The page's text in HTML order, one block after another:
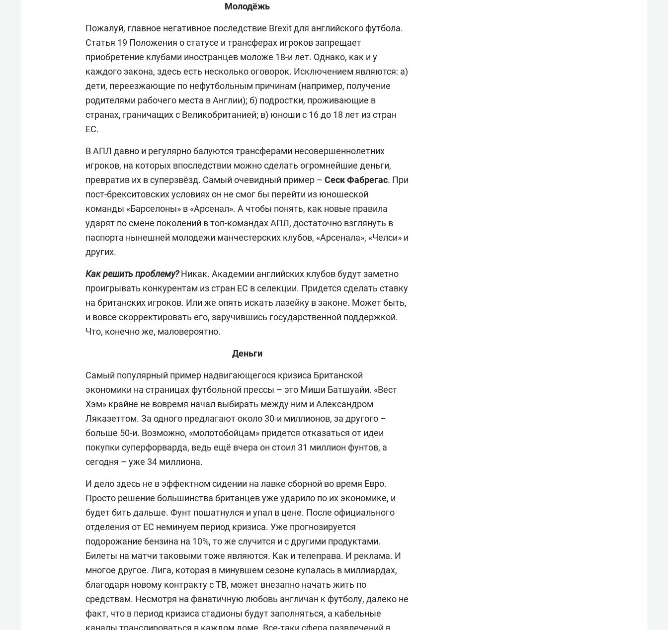
Молодёжь
Пожалуй, главное негативное последствие Brexit для английского футбола.
Статья 19 Положения о статусе и трансферах игроков запрещает
приобретение клубами иностранцев моложе 18-и лет. Однако, как и у
каждого закона, здесь есть несколько оговорок. Исключением являются: а)
дети, переезжающие по нефутбольным причинам (например, получение
родителями рабочего места в Англии); б) подростки, проживающие в
странах, граничащих с Великобританией; в) юноши с 16 до 18 лет из стран
ЕС.
В АПЛ давно и регулярно балуются трансферами несовершеннолетних
игроков, на которых впоследствии можно сделать огромнейшие деньги,
превратив их в суперзвёзд. Самый очевидный пример – Сеск Фабрегас. При
пост-брекситовских условиях он не смог бы перейти из юношеской
команды «Барселоны» в «Арсенал». А чтобы понять, как новые правила
ударят по смене поколений в топ-командах АПЛ, достаточно взглянуть в
паспорта нынешней молодежи манчестерских клубов, «Арсенала», «Челси» и
других.
Как решить проблему?Никак. Академии английских клубов будут заметно
проигрывать конкурентам из стран ЕС в селекции. Придется сделать ставку
на британских игроков. Или же опять искать лазейку в законе. Может быть,
и вовсе скорректировать его, заручившись государственной поддержкой.
Что, конечно же, маловероятно.
Деньги
Самый популярный пример надвигающегося кризиса Британской
экономики на страницах футбольной прессы – это Миши Батшуайи. «Вест
Хэм» крайне не вовремя начал выбирать между ним и Александром
Ляказеттом. За одного предлагают около 30-и миллионов, за другого –
больше 50-и. Возможно, «молотобойцам» придется отказаться от идеи
покупки суперфорварда, ведь ещё вчера он стоил 31 миллион фунтов, а
сегодня – уже 34 миллиона.
И дело здесь не в эффектном сидении на лавке сборной во время Евро.
Просто решение большинства британцев уже ударило по их экономике, и
будет бить дальше. Фунт пошатнулся и упал в цене. После официального
отделения от ЕС неминуем период кризиса. Уже прогнозируется
подорожание бензина на 10%, то же случится и с другими продуктами.
Билеты на матчи таковыми тоже являются. Как и телеправа. И реклама. И
многое другое. Лига, которая в минувшем сезоне купалась в миллиардах,
благодаря новому контракту с ТВ, может внезапно начать жить по
средствам. Несмотря на фанатичную любовь англичан к футболу, далеко не
факт, что в период кризиса стадионы будут заполняться, а кабельные
каналы транслироваться в каждом доме. Все-таки сфера развлечений в